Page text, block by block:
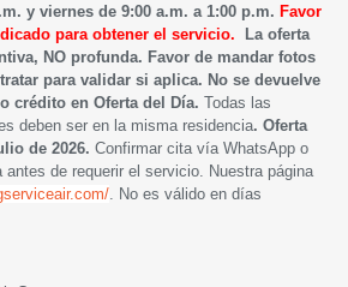
y viernes de 9:00 a.m. a 1:00 p.m. Favor
para obtener el servicio.
La oferta
NO profunda. Favor de mandar fotos
para validar si aplica. No se devuelve
crédito en Oferta del Día. Todas las
deben ser en la misma residencia. Oferta
de 2026. Confirmar cita vía WhatsApp o
de requerir el servicio. Nuestra página
. No es válido en días